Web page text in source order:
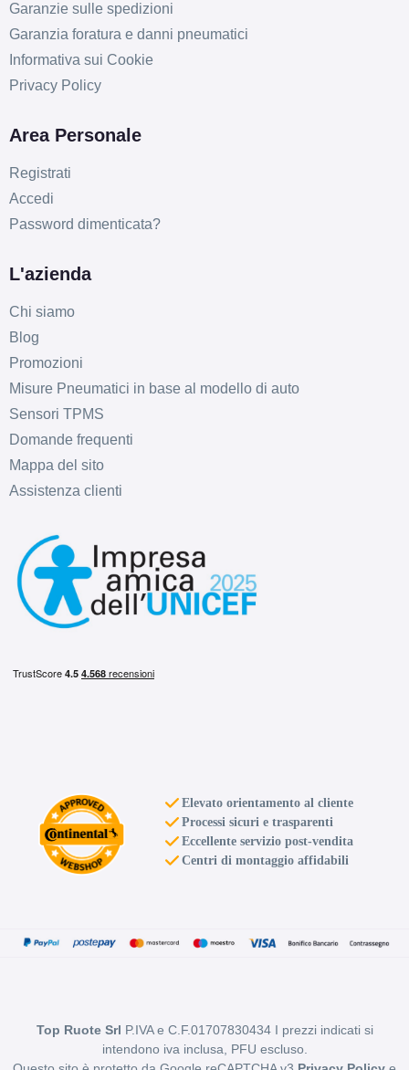
Garanzie sulle spedizioni
Garanzia foratura e danni pneumatici
Informativa sui Cookie
Privacy Policy
Area Personale
Registrati
Accedi
Password dimenticata?
L'azienda
Chi siamo
Blog
Promozioni
Misure Pneumatici in base al modello di auto
Sensori TPMS
Domande frequenti
Mappa del sito
Assistenza clienti
Elevato orientamento al cliente
Processi sicuri e trasparenti
Eccellente servizio post-vendita
Centri di montaggio affidabili
Top Ruote Srl P.IVA e C.F.01707830434 I prezzi indicati si
intendono iva inclusa, PFU escluso.